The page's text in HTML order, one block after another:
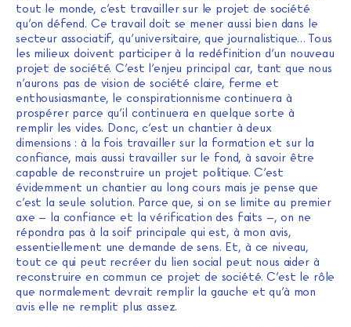
tout le monde, c’est travailler sur le projet de société
qu’on défend. Ce travail doit se mener aussi bien dans le
secteur associatif, qu’universitaire, que journalistique… Tous
les milieux doivent participer à la redéfinition d’un nouveau
projet de société. C’est l’enjeu principal car, tant que nous
n’aurons pas de vision de société claire, ferme et
enthousiasmante, le conspirationnisme continuera à
prospérer parce qu’il continuera en quelque sorte à
remplir les vides. Donc, c’est un chantier à deux
dimensions : à la fois travailler sur la formation et sur la
confiance, mais aussi travailler sur le fond, à savoir être
capable de reconstruire un projet politique. C’est
évidemment un chantier au long cours mais je pense que
c’est la seule solution. Parce que, si on se limite au premier
axe – la confiance et la vérification des faits –, on ne
répondra pas à la soif principale qui est, à mon avis,
essentiellement une demande de sens. Et, à ce niveau,
tout ce qui peut recréer du lien social peut nous aider à
reconstruire en commun ce projet de société. C’est le rôle
que normalement devrait remplir la gauche et qu’à mon
avis elle ne remplit plus assez.